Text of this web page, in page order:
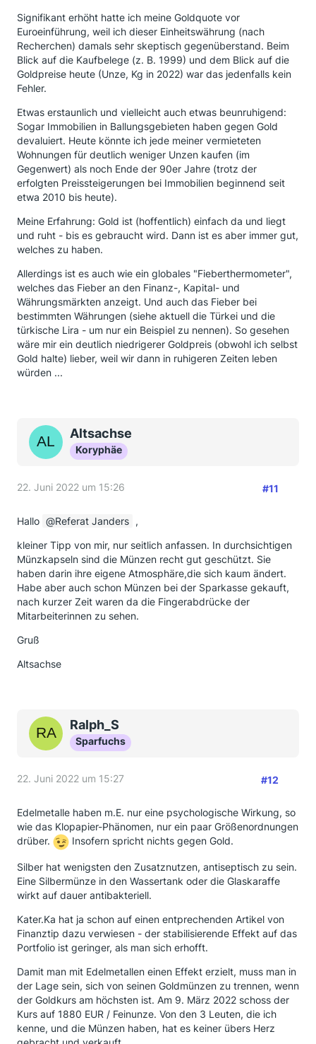
Signifikant erhöht hatte ich meine Goldquote vor
Euroeinführung, weil ich dieser Einheitswährung (nach
Recherchen) damals sehr skeptisch gegenüberstand. Beim
Blick auf die Kaufbelege (z. B. 1999) und dem Blick auf die
Goldpreise heute (Unze, Kg in 2022) war das jedenfalls kein
Fehler.
Etwas erstaunlich und vielleicht auch etwas beunruhigend:
Sogar Immobilien in Ballungsgebieten haben gegen Gold
devaluiert. Heute könnte ich jede meiner vermieteten
Wohnungen für deutlich weniger Unzen kaufen (im
Gegenwert) als noch Ende der 90er Jahre (trotz der
erfolgten Preissteigerungen bei Immobilien beginnend seit
etwa 2010 bis heute).
Meine Erfahrung: Gold ist (hoffentlich) einfach da und liegt
und ruht - bis es gebraucht wird. Dann ist es aber immer gut,
welches zu haben.
Allerdings ist es auch wie ein globales "Fieberthermometer",
welches das Fieber an den Finanz-, Kapital- und
Währungsmärkten anzeigt. Und auch das Fieber bei
bestimmten Währungen (siehe aktuell die Türkei und die
türkische Lira - um nur ein Beispiel zu nennen). So gesehen
wäre mir ein deutlich niedrigerer Goldpreis (obwohl ich selbst
Gold halte) lieber, weil wir dann in ruhigeren Zeiten leben
würden ...
Altsachse
Koryphäe
22. Juni 2022 um 15:26 #11
Hallo Referat Janders ,
kleiner Tipp von mir, nur seitlich anfassen. In durchsichtigen
Münzkapseln sind die Münzen recht gut geschützt. Sie
haben darin ihre eigene Atmosphäre,die sich kaum ändert.
Habe aber auch schon Münzen bei der Sparkasse gekauft,
nach kurzer Zeit waren da die Fingerabdrücke der
Mitarbeiterinnen zu sehen.
Gruß
Altsachse
Ralph_S
Sparfuchs
22. Juni 2022 um 15:27 #12
Edelmetalle haben m.E. nur eine psychologische Wirkung, so
wie das Klopapier-Phänomen, nur ein paar Größenordnungen
drüber.
Insofern spricht nichts gegen Gold.
Silber hat wenigsten den Zusatznutzen, antiseptisch zu sein.
Eine Silbermünze in den Wassertank oder die Glaskaraffe
wirkt auf dauer antibakteriell.
Kater.Ka hat ja schon auf einen entprechenden Artikel von
Finanztip dazu verwiesen - der stabilisierende Effekt auf das
Portfolio ist geringer, als man sich erhofft.
Damit man mit Edelmetallen einen Effekt erzielt, muss man in
der Lage sein, sich von seinen Goldmünzen zu trennen, wenn
der Goldkurs am höchsten ist. Am 9. März 2022 schoss der
Kurs auf 1880 EUR / Feinunze. Von den 3 Leuten, die ich
kenne, und die Münzen haben, hat es keiner übers Herz